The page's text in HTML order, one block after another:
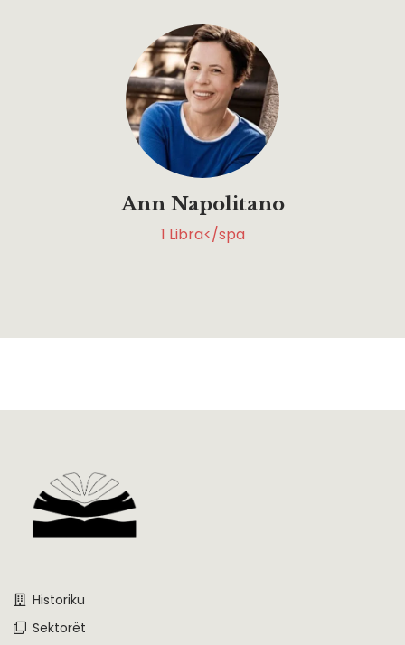
Ann Napolitano
1 Libra</spa
Historiku
Sektorët